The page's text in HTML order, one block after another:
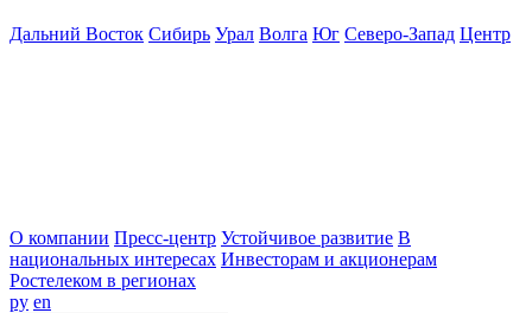
Дальний Восток Сибирь Урал Волга Юг Северо-Запад Центр
О компании Пресс-центр Устойчивое развитие В
национальных интересах Инвесторам и акционерам
Ростелеком в регионах
ру en